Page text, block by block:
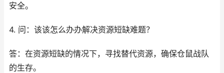
安全。
4. 问：该该怎么办办解决资源短缺难题？
答：在资源短缺的情况下，寻找替代资源，确保仓鼠战队
的生存。